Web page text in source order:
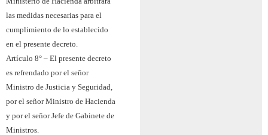
las medidas necesarias para el
cumplimiento de lo establecido
en el presente decreto.
Artículo 8° – El presente decreto
es refrendado por el señor
Ministro de Justicia y Seguridad,
por el señor Ministro de Hacienda
y por el señor Jefe de Gabinete de
Ministros.